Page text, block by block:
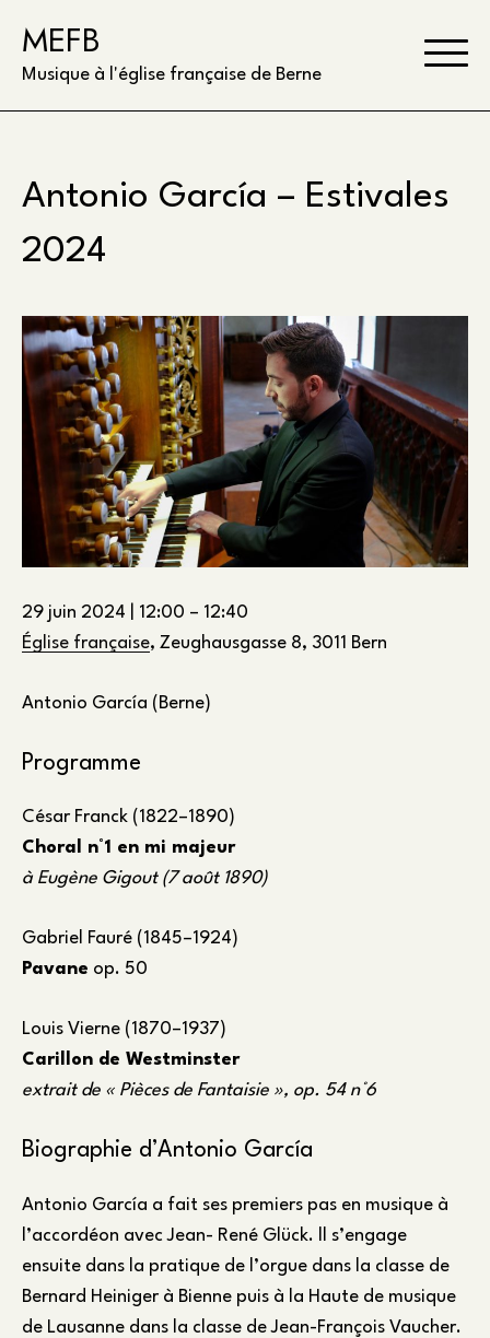
content
MEFB
Musique à l'église française de Berne
Antonio García – Estivales
2024
29 juin 2024 12:00 – 12:40
Église française, Zeughausgasse 8, 3011 Bern
Antonio García (Berne)
Programme
César Franck (1822–1890)
Choral n°1 en mi majeur
à Eugène Gigout (7 août 1890)
Gabriel Fauré (1845–1924)
Pavane op. 50
Louis Vierne (1870–1937)
Carillon de Westminster
extrait de « Pièces de Fantaisie », op. 54 n°6
Biographie d’Antonio García
Antonio García a fait ses premiers pas en musique à
l’accordéon avec Jean- René Glück. ll s’engage
ensuite dans la pratique de l’orgue dans la classe de
Bernard Heiniger à Bienne puis à la Haute de musique
de Lausanne dans la classe de Jean-François Vaucher.